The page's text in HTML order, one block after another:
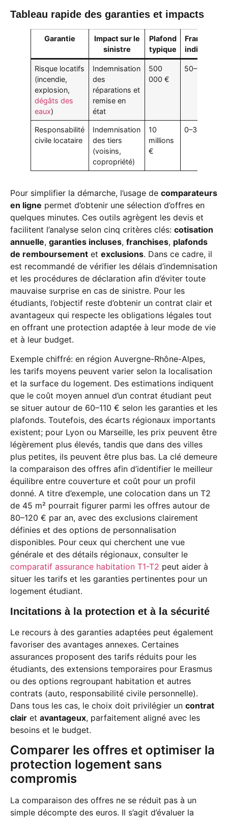
Tableau rapide des garanties et impacts
Garantie
Impact sur le
sinistre
Plafond
typique
Franchise
indicative
Risque locatifs
(incendie,
explosion,
dégâts des
eaux)
Indemnisation
des
réparations et
remise en
état
500
000 €
50–150 €
Responsabilité
civile locataire
Indemnisation
des tiers
(voisins,
copropriété)
10
millions
€
0–30 €
Pour simplifier la démarche, l’usage de comparateurs
en ligne permet d’obtenir une sélection d’offres en
quelques minutes. Ces outils agrègent les devis et
facilitent l’analyse selon cinq critères clés: cotisation
annuelle, garanties incluses, franchises, plafonds
de remboursement et exclusions. Dans ce cadre, il
est recommandé de vérifier les délais d’indemnisation
et les procédures de déclaration afin d’éviter toute
mauvaise surprise en cas de sinistre. Pour les
étudiants, l’objectif reste d’obtenir un contrat clair et
avantageux qui respecte les obligations légales tout
en offrant une protection adaptée à leur mode de vie
et à leur budget.
Exemple chiffré: en région Auvergne-Rhône-Alpes,
les tarifs moyens peuvent varier selon la localisation
et la surface du logement. Des estimations indiquent
que le coût moyen annuel d’un contrat étudiant peut
se situer autour de 60–110 € selon les garanties et les
plafonds. Toutefois, des écarts régionaux importants
existent; pour Lyon ou Marseille, les prix peuvent être
légèrement plus élevés, tandis que dans des villes
plus petites, ils peuvent être plus bas. La clé demeure
la comparaison des offres afin d’identifier le meilleur
équilibre entre couverture et coût pour un profil
donné. A titre d’exemple, une colocation dans un T2
de 45 m² pourrait figurer parmi les offres autour de
80–120 € par an, avec des exclusions clairement
définies et des options de personnalisation
disponibles. Pour ceux qui cherchent une vue
générale et des détails régionaux, consulter le
comparatif assurance habitation T1-T2 peut aider à
situer les tarifs et les garanties pertinentes pour un
logement étudiant.
Incitations à la protection et à la sécurité
Le recours à des garanties adaptées peut également
favoriser des avantages annexes. Certaines
assurances proposent des tarifs réduits pour les
étudiants, des extensions temporaires pour Erasmus
ou des options regroupant habitation et autres
contrats (auto, responsabilité civile personnelle).
Dans tous les cas, le choix doit privilégier un contrat
clair et avantageux, parfaitement aligné avec les
besoins et le budget.
Comparer les offres et optimiser la
protection logement sans
compromis
La comparaison des offres ne se réduit pas à un
simple décompte des euros. Il s’agit d’évaluer la